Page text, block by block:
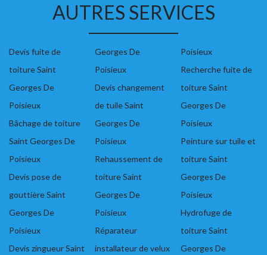
AUTRES SERVICES
Devis fuite de
toiture Saint
Georges De
Poisieux
Bâchage de toiture
Saint Georges De
Poisieux
Devis pose de
gouttière Saint
Georges De
Poisieux
Devis zingueur Saint
Georges De
Poisieux
Devis changement
de tuile Saint
Georges De
Poisieux
Rehaussement de
toiture Saint
Georges De
Poisieux
Réparateur
installateur de velux
Poisieux
Recherche fuite de
toiture Saint
Georges De
Poisieux
Peinture sur tuile et
toiture Saint
Georges De
Poisieux
Hydrofuge de
toiture Saint
Georges De